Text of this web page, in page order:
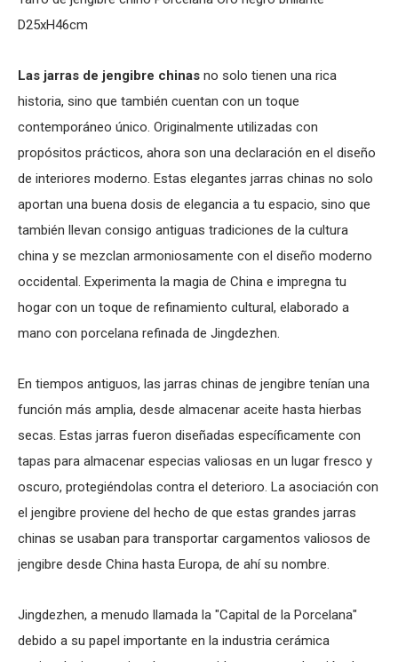
D25xH46cm
Las jarras de jengibre chinas no solo tienen una rica
historia, sino que también cuentan con un toque
contemporáneo único. Originalmente utilizadas con
propósitos prácticos, ahora son una declaración en el diseño
de interiores moderno. Estas elegantes jarras chinas no solo
aportan una buena dosis de elegancia a tu espacio, sino que
también llevan consigo antiguas tradiciones de la cultura
china y se mezclan armoniosamente con el diseño moderno
occidental. Experimenta la magia de China e impregna tu
hogar con un toque de refinamiento cultural, elaborado a
mano con porcelana refinada de Jingdezhen.
En tiempos antiguos, las jarras chinas de jengibre tenían una
función más amplia, desde almacenar aceite hasta hierbas
secas. Estas jarras fueron diseñadas específicamente con
tapas para almacenar especias valiosas en un lugar fresco y
oscuro, protegiéndolas contra el deterioro. La asociación con
el jengibre proviene del hecho de que estas grandes jarras
chinas se usaban para transportar cargamentos valiosos de
jengibre desde China hasta Europa, de ahí su nombre.
Jingdezhen, a menudo llamada la "Capital de la Porcelana"
debido a su papel importante en la industria cerámica